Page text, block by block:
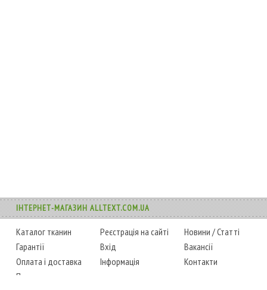
ІНТЕРНЕТ-МАГАЗИН ALLTEXT.COM.UA
Каталог тканин
Гарантії
Оплата і доставка
Повернення товару
Реєстрація на сайті
Вхід
Інформація
Новини /Статті
Вакансії
Контакти